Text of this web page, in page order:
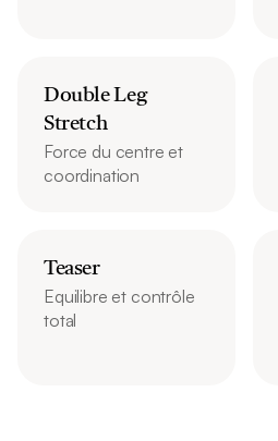
Double Leg
Stretch
Force du centre et
coordination
Teaser
Equilibre et contrôle
total